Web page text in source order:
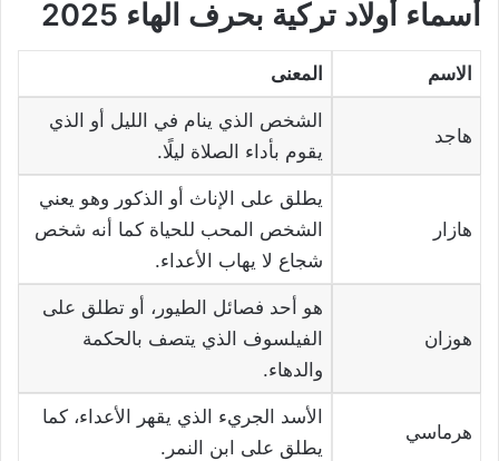
أسماء أولاد تركية بحرف الهاء 2025
الاسم المعنى
هاجد
الشخص الذي ينام في الليل أو الذي
يقوم بأداء الصلاة ليلًا.
هازار
يطلق على الإناث أو الذكور وهو يعني
الشخص المحب للحياة كما أنه شخص
شجاع لا يهاب الأعداء.
هوزان
هو أحد فصائل الطيور، أو تطلق على
الفيلسوف الذي يتصف بالحكمة
والدهاء.
هرماسي
الأسد الجريء الذي يقهر الأعداء، كما
يطلق على ابن النمر.